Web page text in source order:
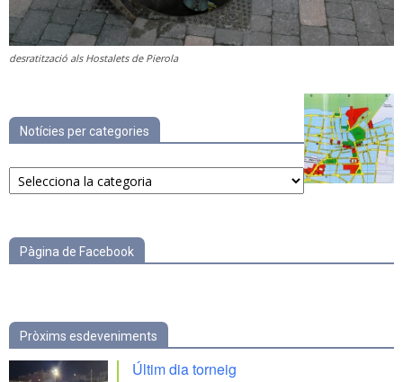
desratització als Hostalets de Pierola
Notícies per categories
Notícies
per
Pàgina de Facebook
Pròxims esdeveniments
Últim dia torneig